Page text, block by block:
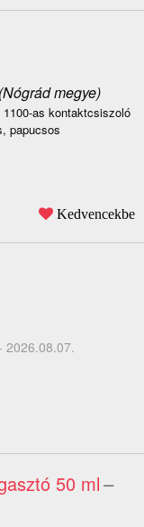
megye)
as kontaktcsiszoló
papucsos
Kedvencekbe
2026.08.07.
50 ml–